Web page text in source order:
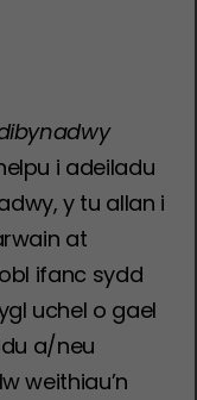
i adeiladu
y tu allan i
at
ifanc sydd
uchel o gael
a/neu
weithiau’n